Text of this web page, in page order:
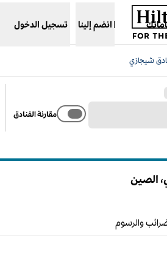
علامة تبويب جديدة
انضم إلينا تسجيل الدخول
شيجازي
مقارنة الفنادق
الصين
والرسوم